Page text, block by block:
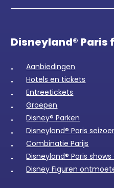
Disneyland® Paris
Aanbiedingen
Hotels en tickets
Entreetickets
Groepen
Disney® Parken
Disneyland® Paris
Combinatie Parijs
Disneyland® Paris
Disney Figuren